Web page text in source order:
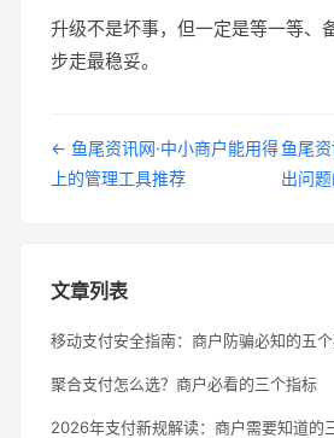
升级不是坏事，但一定是等一等、
步走最稳妥。
← 鱼尾资讯网·中小商户能用得
上的管理工具推荐
鱼尾
出问
文章列表
移动支付安全指南：商户防骗必知的五
聚合支付怎么选？商户必看的三个指标
2026年支付新规解读：商户需要知道的